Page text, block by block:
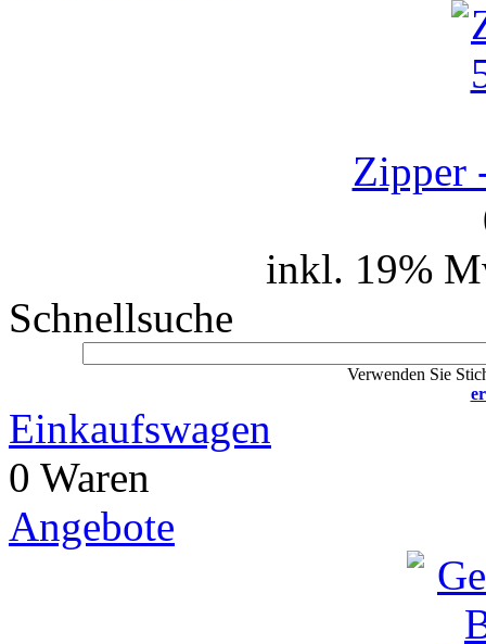
Zipper
inkl. 19%
Schnellsuche
Verwenden Sie
Einkaufswagen
0 Waren
Angebote